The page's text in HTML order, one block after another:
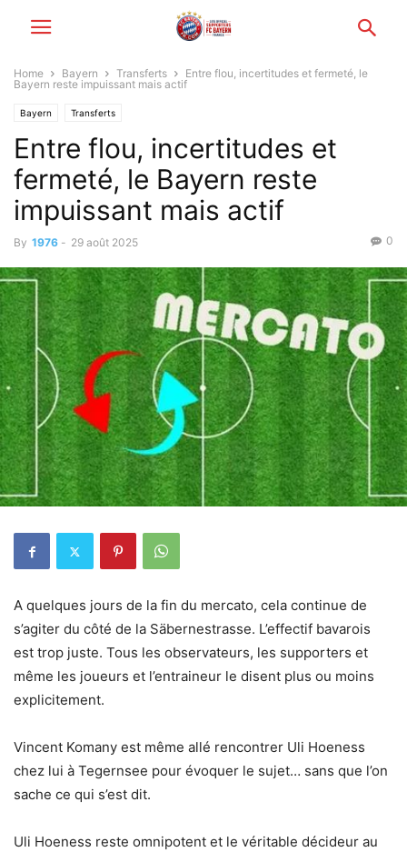
Home Bayern Transferts
Entre flou, incertitudes et fermeté, le
Bayern reste impuissant mais actif
Bayern Transferts
Entre flou, incertitudes et
fermeté, le Bayern reste
impuissant mais actif
By 1976 - 29 août 2025 0
A quelques jours de la fin du mercato, cela continue de
s’agiter du côté de la Säbernestrasse. L’effectif bavarois
est trop juste. Tous les observateurs, les supporters et
même les joueurs et l’entraineur le disent plus ou moins
explicitement.
Vincent Komany est même allé rencontrer Uli Hoeness
chez lui à Tegernsee pour évoquer le sujet… sans que l’on
sache ce qui s’est dit.
Uli Hoeness reste omnipotent et le véritable décideur au